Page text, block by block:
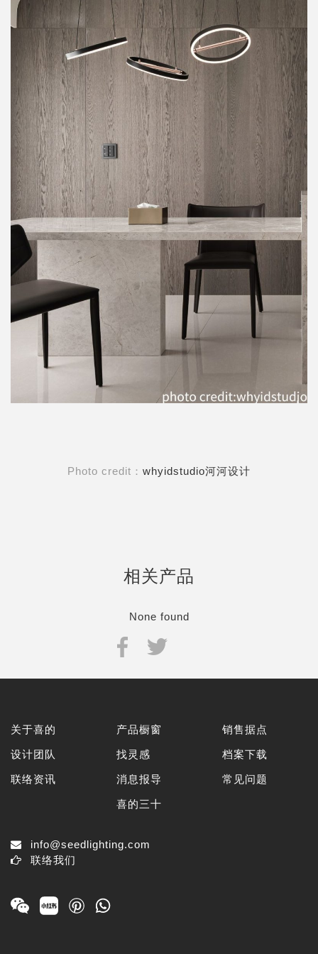
Photo credit： whyidstudio河河设计
相关产品
None found
关于喜的
设计团队
联络资讯
产品橱窗
找灵感
消息报导
喜的三十
销售据点
档案下载
常见问题
info@seedlighting.com
联络我们